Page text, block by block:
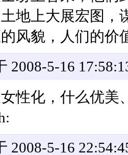
地上大展宏图，
风貌，人们的价
2008-5-16
性化，什么优美
2008-5-16